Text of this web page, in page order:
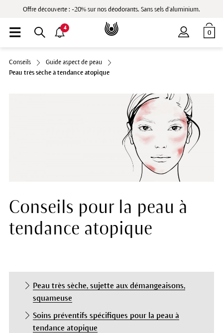
Offre découverte : -20% sur nos déodorants. Sans sels d'aluminium.
0
4
Conseils
Guide aspect de peau
Peau très sèche à tendance atopique
Conseils pour la peau à
tendance atopique
Peau très sèche, sujette aux démangeaisons,
squameuse
Soins préventifs spécifiques pour la peau à
tendance atopique